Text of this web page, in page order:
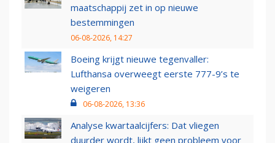
maatschappij zet in op nieuwe
bestemmingen
06-08-2026, 14:27
Boeing krijgt nieuwe tegenvaller:
Lufthansa overweegt eerste 777-9’s te
weigeren
06-08-2026, 13:36
Analyse kwartaalcijfers: Dat vliegen
duurder wordt, lijkt geen probleem voor